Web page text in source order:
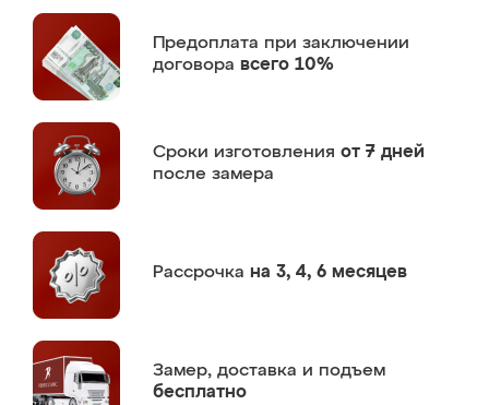
Предоплата при заключении
договора всего 10%
Сроки изготовления от 7 дней
после замера
Рассрочка на 3, 4, 6 месяцев
Замер, доставка и подъем
бесплатно